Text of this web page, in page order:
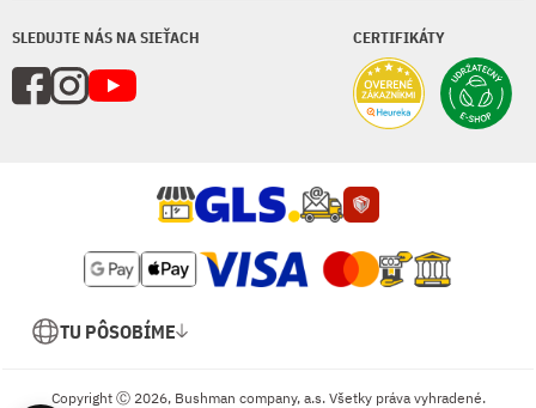
SLEDUJTE NÁS NA SIEŤACH CERTIFIKÁTY
TU PÔSOBÍME
Copyright Ⓒ 2026, Bushman company, a.s. Všetky práva vyhradené.